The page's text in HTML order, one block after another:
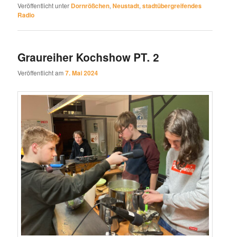
Veröffentlicht unter Dornrößchen,Neustadt,stadtübergreifendes
Radio
Graureiher Kochshow PT. 2
Veröffentlicht am7. Mai 2024